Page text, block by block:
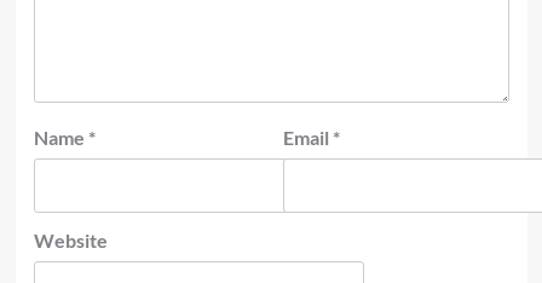
Name * Email *
Website